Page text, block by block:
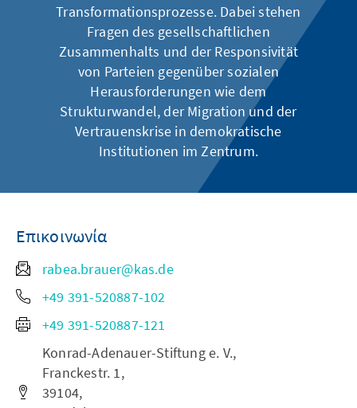
Transformationsprozesse. Dabei stehen
Fragen des gesellschaftlichen
Zusammenhalts und der Responsivität
von Parteien gegenüber sozialen
Herausforderungen wie dem
Strukturwandel, der Migration und der
Vertrauenskrise in demokratische
Institutionen im Zentrum.
Επικοινωνία
rabea.brauer@kas.de
+49 391-520887-102
+49 391-520887-121
Konrad-Adenauer-Stiftung e. V.,
Franckestr. 1,
39104,